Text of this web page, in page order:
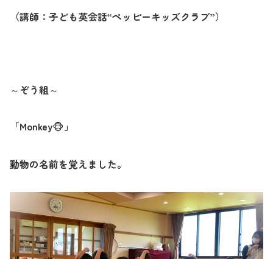
その他
（講師：子ども英会話“ペッピーキッズクラブ”）
～ぞう組～
「Monkey🐵 」
動物の名前を覚えました。